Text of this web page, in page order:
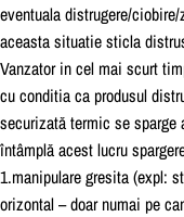
eventuala distrugere/
aceasta situatie sticla
Vanzator in cel mai scurt
cu conditia ca produsul
securizatatermic se sparge
intamplaacest lucru
1.manipulare gresita (expl:
orizontal – doar numai pe